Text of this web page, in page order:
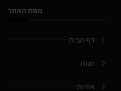
מפת האתר
דף הבית
חנות
אודות